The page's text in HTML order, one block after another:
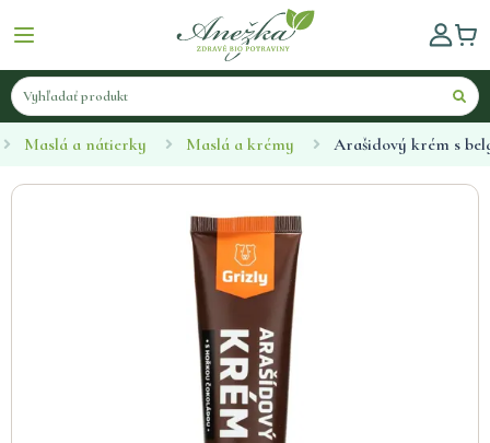
Maslá a nátierky Maslá a krémy Arašidový krém s